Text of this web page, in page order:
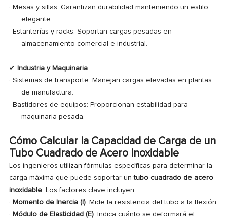
· Mesas y sillas: Garantizan durabilidad manteniendo un estilo
elegante.
· Estanterías y racks: Soportan cargas pesadas en
almacenamiento comercial e industrial.
✔
Industria y Maquinaria
· Sistemas de transporte: Manejan cargas elevadas en plantas
de manufactura.
· Bastidores de equipos: Proporcionan estabilidad para
maquinaria pesada.
Cómo Calcular la Capacidad de Carga de un
Tubo Cuadrado de Acero Inoxidable
Los ingenieros utilizan fórmulas específicas para determinar la
carga máxima que puede soportar untubo cuadrado de acero
inoxidable. Los factores clave incluyen:
· Momento de Inercia (I): Mide la resistencia del tubo a la flexión.
· Módulo de Elasticidad (E): Indica cuánto se deformará el